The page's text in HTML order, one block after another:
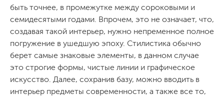
быть точнее, в промежутке между сороковыми и
семидесятыми годами. Впрочем, это не означает, что,
создавая такой интерьер, нужно непременное полное
погружение в ушедшую эпоху. Стилистика обычно
берет самые знаковые элементы, в данном случае
это строгие формы, чистые линии и графическое
искусство. Далее, сохранив базу, можно вводить в
интерьер предметы современности, а также все то,